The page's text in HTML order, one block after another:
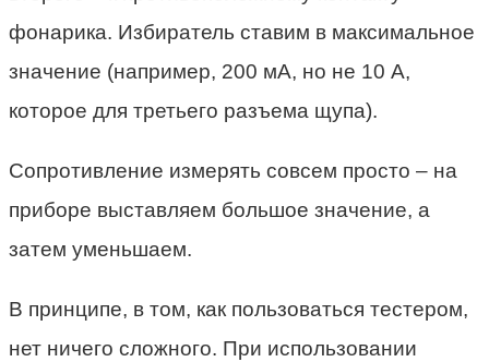
фонарика. Избиратель ставим в максимальное
значение (например, 200 мА, но не 10 А,
которое для третьего разъема щупа).
Сопротивление измерять совсем просто – на
приборе выставляем большое значение, а
затем уменьшаем.
В принципе, в том, как пользоваться тестером,
нет ничего сложного. При использовании